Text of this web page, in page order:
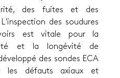
des fuites et des
des soudures
est vitale pour la
et la longévité de
des sondes ECA
les défauts axiaux et